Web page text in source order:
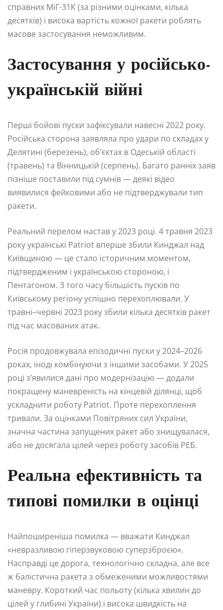
справних МіГ-31К (за різними оцінками, кілька
десятків) і висока вартість кожної ракети роблять
масове застосування неможливим.
Застосування у російсько-
українській війні
Перші бойові пуски зафіксували навесні 2022 року.
Російська сторона заявляла про удари по складах у
Делятині (березень), об’єктах в Одеській області
(травень) та Вінницькій (серпень). Багато ранніх заяв
пізніше поставили під сумнів — деякі відео
виявилися фейковими або не підтверджували тип
ракети.
Реальний перелом настав у 2023 році. 4 травня 2023
року українські Patriot вперше збили Кинджал над
Київщиною — це стало історичним моментом,
підтвердженим і українською стороною, і
Пентагоном. З того часу більшість пусків по
Київському регіону успішно перехоплювали. У
травні–червні 2023 року збили кілька десятків ракет
під час масованих атак.
Росія продовжувала епізодичні пуски у 2024–2026
роках, іноді комбінуючи з іншими засобами. У 2025
році з’явилися дані про модернізацію — додали
покращену маневреність на кінцевій ділянці, щоб
ускладнити роботу Patriot. Проте перехоплення
тривали. За оцінками Повітряних сил України,
значна частина запущених ракет або знищувалася,
або не досягала цілей через роботу засобів РЕБ.
Реальна ефективність та
типові помилки в оцінці
Найпоширеніша помилка — вважати Кинджал
«невразливою гіперзвуковою суперзброєю».
Насправді це дорога, технологічно складна, але все
ж балістична ракета з обмеженими можливостями
маневру. Короткий час польоту (кілька хвилин до
цілей у глибині України) і висока швидкість на